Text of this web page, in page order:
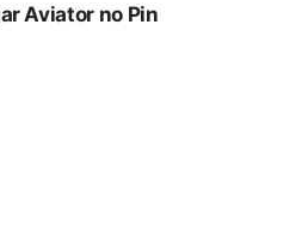
Aviator no Pin